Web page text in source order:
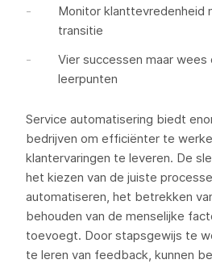
Monitor klanttevredenheid
transitie
Vier successen maar
leerpunten
Service automatisering biedt
bedrijven om efficiënter te
klantervaringen te leveren. De
het kiezen van de juiste
automatiseren, het betrekken
behouden van de menselijke
toevoegt. Door stapsgewijs te
te leren van feedback, kunnen